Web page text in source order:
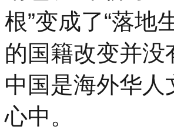
根”变成了“落地
的国籍改变并
中国是海外华
心中。